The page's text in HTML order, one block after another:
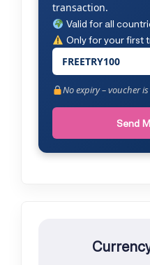
transaction.
Valid for all
Only for your first
FREETRY100
No expiry – voucher
Send